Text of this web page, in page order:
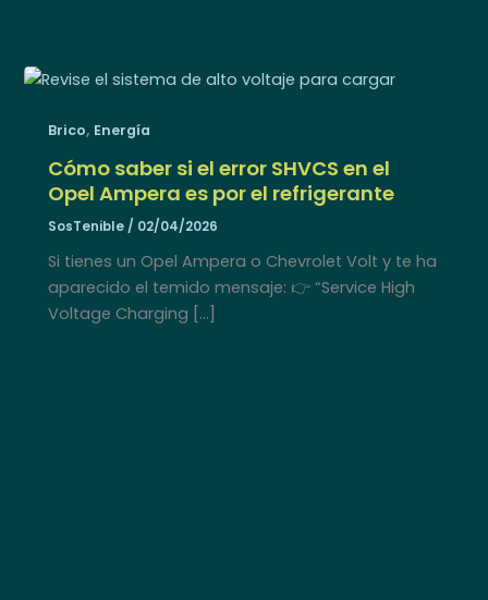
Brico, Energía
Cómo saber si el error SHVCS en el
Opel Ampera es por el refrigerante
SosTenible / 02/04/2026
Si tienes un Opel Ampera o Chevrolet Volt y te ha
aparecido el temido mensaje: 👉 “Service High
Voltage Charging […]